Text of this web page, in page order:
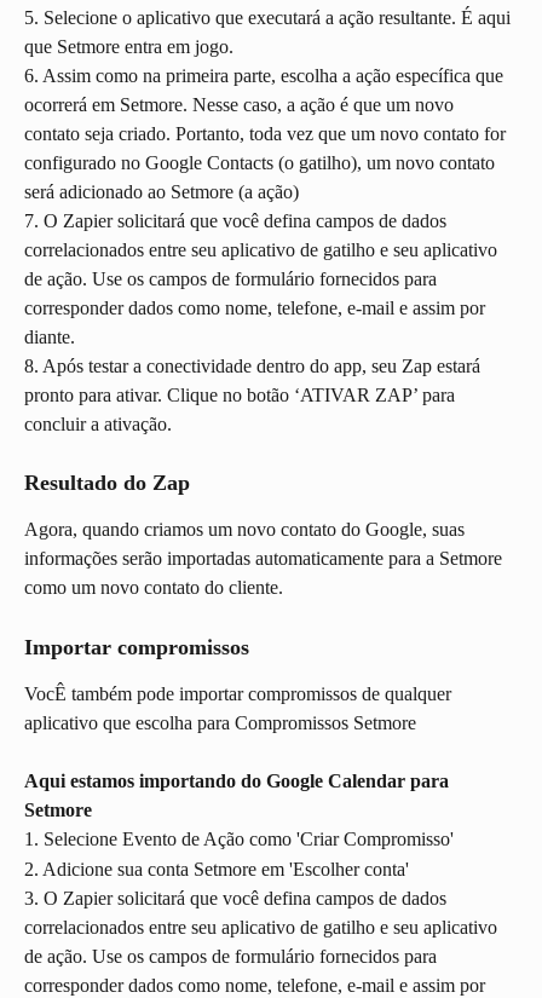
5. Selecione o aplicativo que executará a ação resultante. É aqui
que Setmore entra em jogo.
6. Assim como na primeira parte, escolha a ação específica que
ocorrerá em Setmore. Nesse caso, a ação é que um novo
contato seja criado. Portanto, toda vez que um novo contato for
configurado no Google Contacts (o gatilho), um novo contato
será adicionado ao Setmore (a ação)
7. O Zapier solicitará que você defina campos de dados
correlacionados entre seu aplicativo de gatilho e seu aplicativo
de ação. Use os campos de formulário fornecidos para
corresponder dados como nome, telefone, e-mail e assim por
diante.
8. Após testar a conectividade dentro do app, seu Zap estará
pronto para ativar. Clique no botão ‘ATIVAR ZAP’ para
concluir a ativação.
Resultado do Zap
Agora, quando criamos um novo contato do Google, suas
informações serão importadas automaticamente para a Setmore
como um novo contato do cliente.
Importar compromissos
VocÊ também pode importar compromissos de qualquer
aplicativo que escolha para Compromissos Setmore
Aqui estamos importando do Google Calendar para
Setmore
1. Selecione Evento de Ação como 'Criar Compromisso'
2. Adicione sua conta Setmore em 'Escolher conta'
3. O Zapier solicitará que você defina campos de dados
correlacionados entre seu aplicativo de gatilho e seu aplicativo
de ação. Use os campos de formulário fornecidos para
corresponder dados como nome, telefone, e-mail e assim por